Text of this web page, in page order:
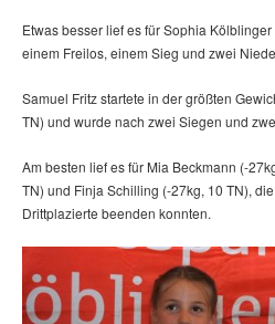
Etwas besser lief es für Sophia
einem Freilos, einem Sieg und zwei
Samuel Fritz startete in der größten
TN) und wurde nach zwei Siegen und
Am besten lief es für Mia Beckmann (-
TN) und Finja Schilling (-27kg, 10 TN),
Drittplazierte beenden konnten.